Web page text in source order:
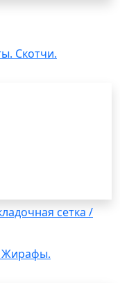
Скотчи.
сетка /